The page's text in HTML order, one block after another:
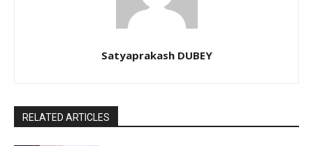
Satyaprakash DUBEY
RELATED ARTICLES